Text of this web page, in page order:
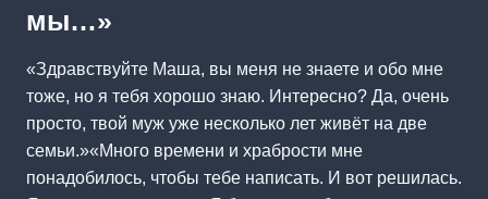
мы…»
«Здравствуйте Маша, вы меня не знаете и обо мне
тоже, но я тебя хорошо знаю. Интересно? Да, очень
просто, твой муж уже несколько лет живёт на две
семьи.»«Много времени и храбрости мне
понадобилось, чтобы тебе написать. И вот решилась.